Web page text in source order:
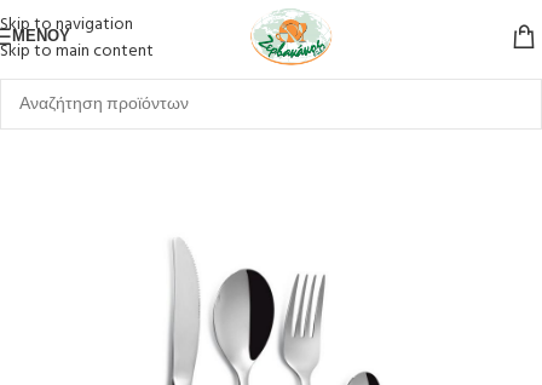
Skip to navigation
Skip to main content
ΜΕΝΟΎ